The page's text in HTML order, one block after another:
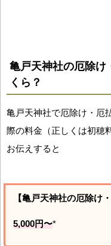
亀戸天神社の厄除け
くら？
亀戸天神社で厄除け・厄
際の料金（正しくは初穂
お伝えすると
【亀戸天神社の厄除け
5,000円〜*